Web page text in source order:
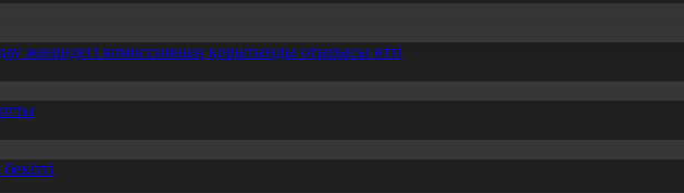
жөніндегі комиссияның қорытынды отырысы өтті